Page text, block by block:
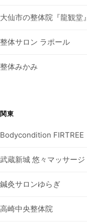
大仙市の整体院『龍観堂』
整体サロン ラポール
整体みかみ
関東
Bodycondition FIRTREE
武蔵新城 悠々マッサージ
鍼灸サロンゆらぎ
高崎中央整体院